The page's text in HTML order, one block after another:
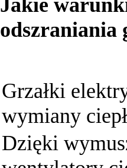
Jakie
odszraniania
Grzałki
wymiany
Dzięki